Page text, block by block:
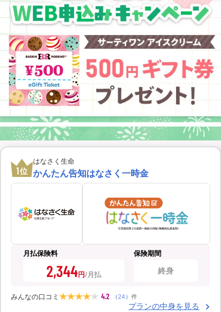
1位
はなさく生命
かんたん告知はなさく一時金
月払保険料
2,344円
保険期間
終身
みんなの口コミ 4.2 （ 24 ） 件
プランの中身を見る